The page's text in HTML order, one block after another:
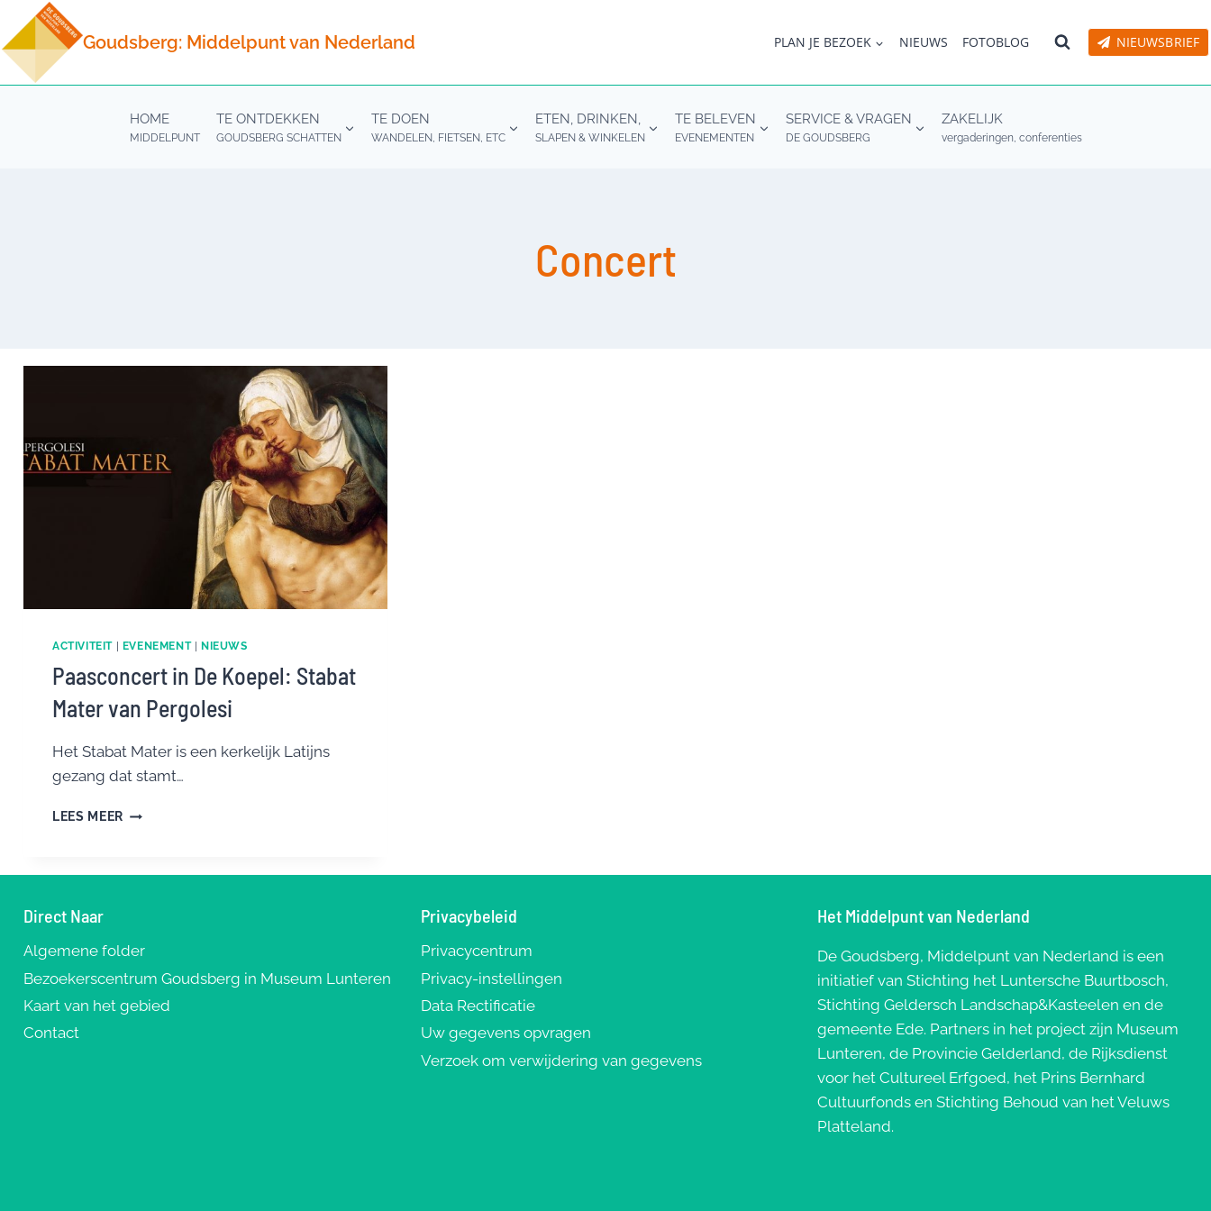
Doorgaan
naar
inhoud
Goudsberg: Middelpunt van Nederland PLAN JE BEZOEK NIEUWS FOTOBLOG NIEUWSBRIEF
HOME
MIDDELPUNT
TE ONTDEKKEN
GOUDSBERG SCHATTEN
TE DOEN
WANDELEN, FIETSEN, ETC
ETEN, DRINKEN,
SLAPEN & WINKELEN
TE BELEVEN
EVENEMENTEN
SERVICE & VRAGEN
DE GOUDSBERG
ZAKELIJK
vergaderingen, conferenties
Concert
ACTIVITEIT| EVENEMENT| NIEUWS
Paasconcert in De Koepel: Stabat
Mater van Pergolesi
Het Stabat Mater is een kerkelijk Latijns
gezang dat stamt…
LEES MEER PAASCONCERT
PERGOLESI
Direct Naar
Algemene folder
Bezoekerscentrum Goudsberg in Museum Lunteren
Kaart van het gebied
Contact
Privacybeleid
Privacycentrum
Privacy-instellingen
Data Rectificatie
Uw gegevens opvragen
Verzoek om verwijdering van gegevens
Het Middelpunt van Nederland
De Goudsberg, Middelpunt van Nederland is een
initiatief van Stichting het Luntersche Buurtbosch,
Stichting Geldersch Landschap&Kasteelen en de
gemeente Ede. Partners in het project zijn Museum
Lunteren, de Provincie Gelderland, de Rijksdienst
voor het Cultureel Erfgoed, het Prins Bernhard
Cultuurfonds en Stichting Behoud van het Veluws
Platteland.